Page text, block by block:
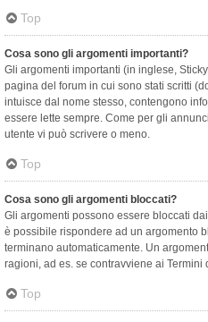
Top
Cosa sono gli argomenti importanti?
Gli argomenti importanti (in inglese,
pagina del forum in cui sono stati scritti
intuisce dal nome stesso, contengono
essere lette sempre. Come per gli
utente vi può scrivere o meno.
Top
Cosa sono gli argomenti bloccati?
Gli argomenti possono essere bloccati
è possibile rispondere ad un argomento
terminano automaticamente. Un
ragioni, ad es. se contravviene ai Termini
Top